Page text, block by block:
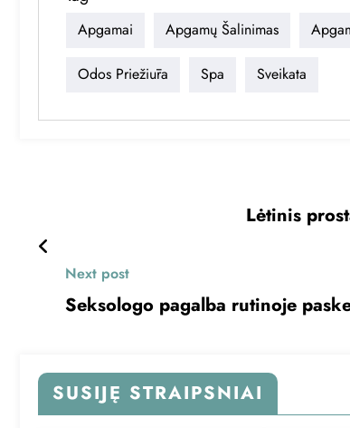
Apgamai Apgamų Šalinimas
Odos Priežiūra Spa Sveikata
Lėtinis
Next post
Seksologo pagalba rutinoje
SUSIJĘ STRAIPSNIAI